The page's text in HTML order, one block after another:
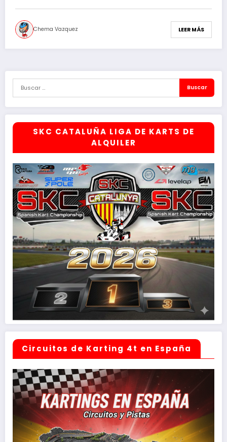
Chema Vazquez LEER MÁS
SKC CATALUÑA LIGA DE KARTS DE
ALQUILER
Circuitos de Karting 4t en España